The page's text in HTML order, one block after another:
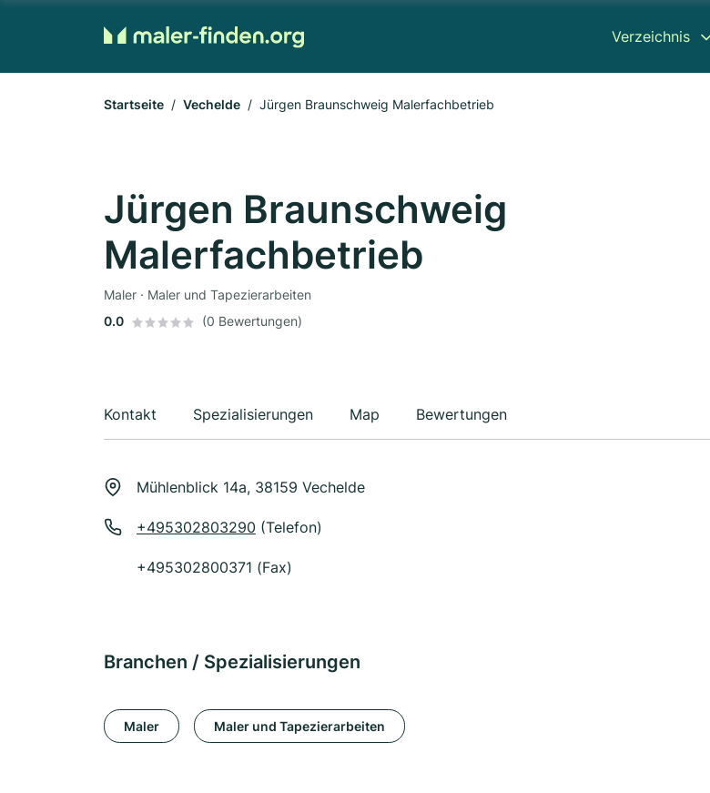
Verzeichnis
Startseite Vechelde Jürgen Braunschweig Malerfachbetrieb
Jürgen Braunschweig
Malerfachbetrieb
Maler · Maler und Tapezierarbeiten
0.0
(0 Bewertungen)
Kontakt Spezialisierungen Map Bewertungen
Mühlenblick 14a, 38159 Vechelde
+495302803290 (Telefon)
+495302800371 (Fax)
Branchen / Spezialisierungen
Maler Maler und Tapezierarbeiten